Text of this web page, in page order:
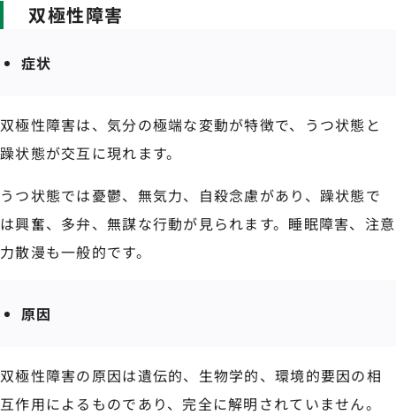
双極性障害
症状
双極性障害は、気分の極端な変動が特徴で、うつ状態と
躁状態が交互に現れます。
うつ状態では憂鬱、無気力、自殺念慮があり、躁状態で
は興奮、多弁、無謀な行動が見られます。睡眠障害、注意
力散漫も一般的です。
原因
双極性障害の原因は遺伝的、生物学的、環境的要因の相
互作用によるものであり、完全に解明されていません。